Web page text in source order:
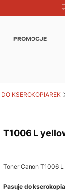
PROMOCJE
KSEROKOPIAREK
T1006 L
Toner Canon T1006
Pasuje do